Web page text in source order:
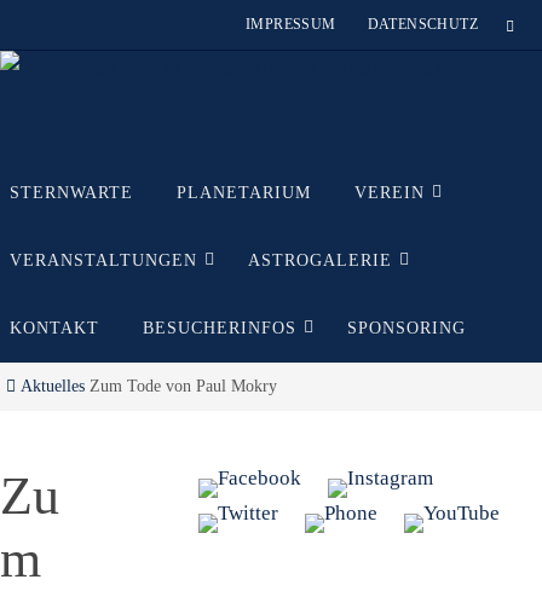
Inhalt
IMPRESSUM DATENSCHUTZ
Inhalt
STERNWARTE PLANETARIUM VEREIN
VERANSTALTUNGEN ASTROGALERIE
KONTAKT BESUCHERINFOS SPONSORING
Start
Aktuelles Zum Tode von Paul Mokry
Zu
m